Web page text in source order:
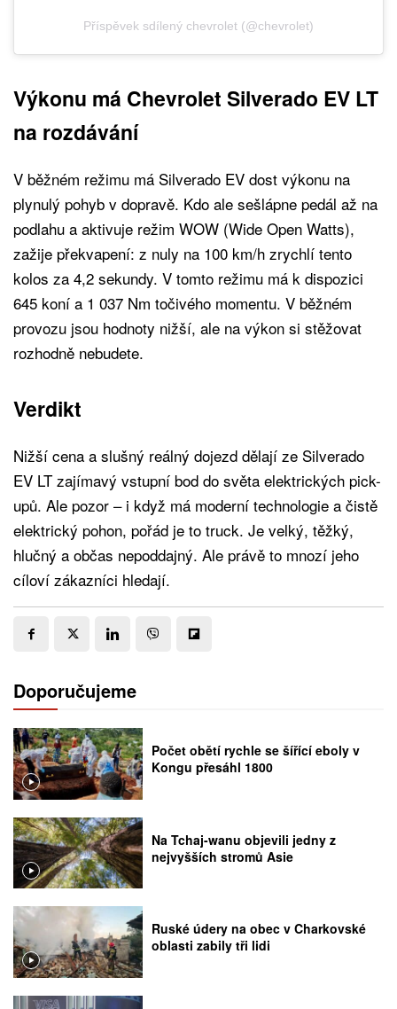
Příspěvek sdílený chevrolet (@chevrolet)
Výkonu má Chevrolet Silverado EV LT
na rozdávání
V běžném režimu má Silverado EV dost výkonu na
plynulý pohyb v dopravě. Kdo ale sešlápne pedál až na
podlahu a aktivuje režim WOW (Wide Open Watts),
zažije překvapení: z nuly na 100 km/h zrychlí tento
kolos za 4,2 sekundy. V tomto režimu má k dispozici
645 koní a 1 037 Nm točivého momentu. V běžném
provozu jsou hodnoty nižší, ale na výkon si stěžovat
rozhodně nebudete.
Verdikt
Nižší cena a slušný reálný dojezd dělají ze Silverado
EV LT zajímavý vstupní bod do světa elektrických pick-
upů. Ale pozor – i když má moderní technologie a čistě
elektrický pohon, pořád je to truck. Je velký, těžký,
hlučný a občas nepoddajný. Ale právě to mnozí jeho
cíloví zákazníci hledají.
Doporučujeme
Počet obětí rychle se šířící eboly v
Kongu přesáhl 1800
Na Tchaj-wanu objevili jedny z
nejvyšších stromů Asie
Ruské údery na obec v Charkovské
oblasti zabily tři lidi